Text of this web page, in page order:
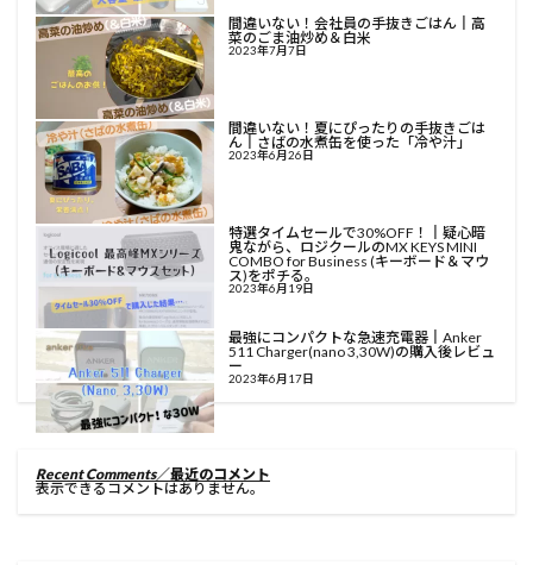
間違いない！会社員の手抜きごはん║高
菜のごま油炒め＆白米
2023年7月7日
間違いない！夏にぴったりの手抜きごは
ん║さばの水煮缶を使った「冷や汁」
2023年6月26日
特選タイムセールで30%OFF！║疑心暗
鬼ながら、ロジクールのMX KEYS MINI
COMBO for Business (キーボード＆マウ
ス)をポチる。
2023年6月19日
最強にコンパクトな急速充電器║Anker
511 Charger(nano 3,30W)の購入後レビュ
ー
2023年6月17日
Recent Comments／最近のコメント
表示できるコメントはありません。